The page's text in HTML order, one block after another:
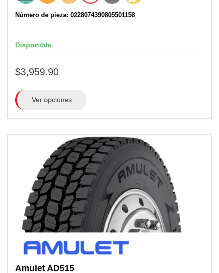
Número de pieza: 0228074390805501158
Disponible
$3,959.90
Ver opciones
Amulet AD515